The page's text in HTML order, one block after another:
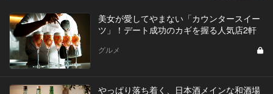
美女が愛してやまない「カウンタースイー
ツ」！デート成功のカギを握る人気店2軒
グルメ
やっぱり落ち着く、日本酒メインな和酒場